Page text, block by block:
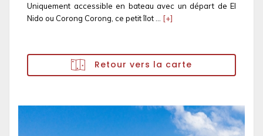
Uniquement accessible en bateau avec un départ de El
Nido ou Corong Corong, ce petit îlot ... [+]
Retour vers la carte